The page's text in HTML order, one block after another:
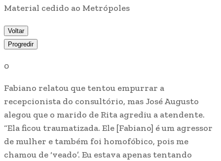
Material cedido ao Metrópoles
Voltar
Progredir
0
Fabiano relatou que tentou empurrar a
recepcionista do consultório, mas José Augusto
alegou que o marido de Rita agrediu a atendente.
“Ela ficou traumatizada. Ele [Fabiano] é um agressor
de mulher e também foi homofóbico, pois me
chamou de ‘veado’. Eu estava apenas tentando